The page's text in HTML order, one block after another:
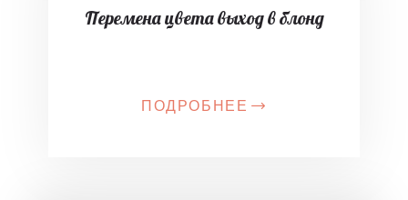
Перемена цвета выход в блонд
ПОДРОБНЕЕ